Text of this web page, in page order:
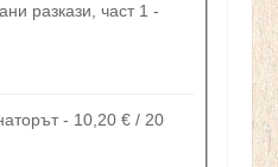
разкази, част 1 -
- 10,20 € / 20